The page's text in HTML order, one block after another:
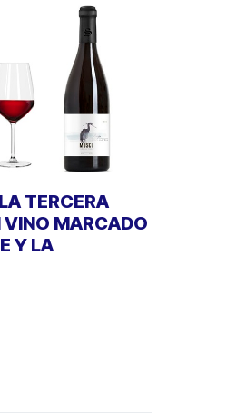
TERCERA
VINO MARCADO
Y LA